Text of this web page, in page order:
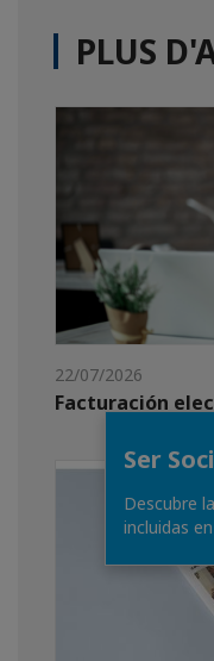
PLUS
22/07/2026
Facturación
Ser
Descubre
incluidas